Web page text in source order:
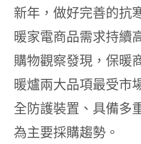
新年，做好完善的抗
暖家電商品需求持續
購物觀察發現，保暖
暖爐兩大品項最受市
全防護裝置、具備多
為主要採購趨勢。